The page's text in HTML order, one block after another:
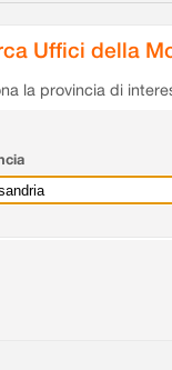
Uffici della
la provincia di